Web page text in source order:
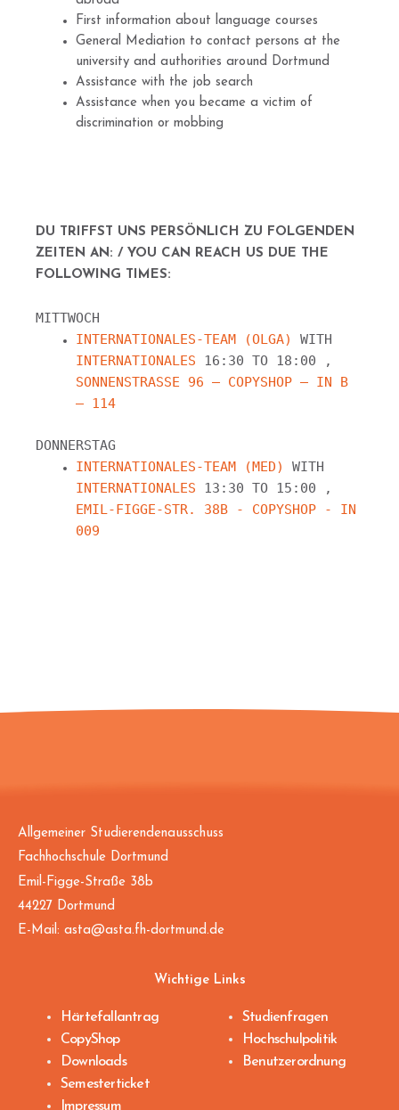
First information about language courses
General Mediation to contact persons at the
university and authorities around Dortmund
Assistance with the job search
Assistance when you became a victim of
discrimination or mobbing
DU TRIFFST UNS PERSÖNLICH ZU FOLGENDEN
ZEITEN AN: / YOU CAN REACH US DUE THE
FOLLOWING TIMES:
MITTWOCH
INTERNATIONALES-TEAM (OLGA)
WITH
INTERNATIONALES 16:30 TO 18:00 ,
SONNENSTRASSE 96 — COPYSHOP — IN B –
114
DONNERSTAG
INTERNATIONALES-TEAM (MED)
WITH
INTERNATIONALES 13:30 TO 15:00 ,
EMIL-FIGGE-STR. 38B - COPYSHOP - IN
009
Allgemeiner Studierendenausschuss
Fachhochschule Dortmund
Emil-Figge-Straße 38b
44227 Dortmund
E-Mail: asta@asta.fh-dortmund.de
Wichtige Links
Härtefallantrag
CopyShop
Downloads
Semesterticket
Impressum
Studienfragen
Hochschulpolitik
Benutzerordnung